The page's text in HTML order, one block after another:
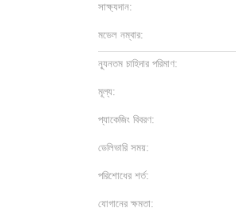
সাক্ষ্যদান:
মডেল নম্বার:
ন্যূনতম চাহিদার পরিমাণ:
মূল্য:
প্যাকেজিং বিবরণ:
ডেলিভারি সময়:
পরিশোধের শর্ত:
যোগানের ক্ষমতা: